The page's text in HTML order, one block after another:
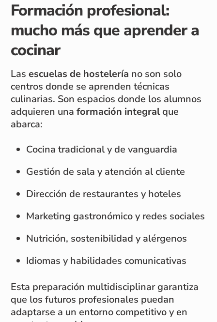
Formación profesional:
mucho más que aprender a
cocinar
Lasescuelas de hostelería no son solo
centros donde se aprenden técnicas
culinarias. Son espacios donde los alumnos
adquieren unaformación integralque
abarca:
Cocina tradicional y de vanguardia
Gestión de sala y atención al cliente
Dirección de restaurantes y hoteles
Marketing gastronómico y redes sociales
Nutrición, sostenibilidad y alérgenos
Idiomas y habilidades comunicativas
Esta preparación multidisciplinar garantiza
que los futuros profesionales puedan
adaptarse a un entorno competitivo y en